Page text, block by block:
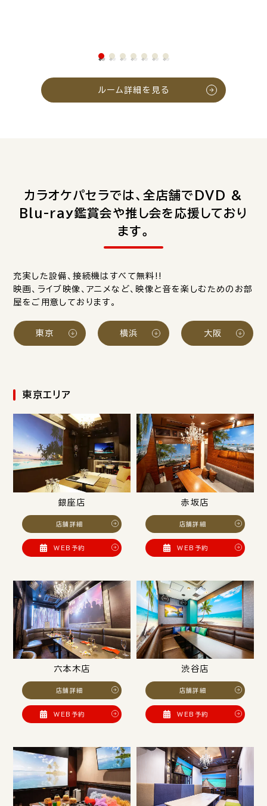
ルーム詳細を見る
カラオケパセラでは、全店舗でDVD &
Blu-ray鑑賞会や推し会を応援しており
ます。
充実した設備、接続機はすべて無料!!
映画、ライブ映像、アニメなど、映像と音を楽しむためのお部
屋をご用意しております。
東京 横浜 大阪
東京エリア
銀座店
店舗詳細
WEB予約
赤坂店
店舗詳細
WEB予約
六本木店
店舗詳細
WEB予約
渋谷店
店舗詳細
WEB予約